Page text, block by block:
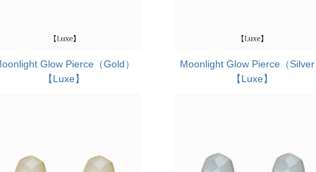
Glow Pierce（Gold）
【Luxe】
Moonlight Glow Pierce（
【Luxe】